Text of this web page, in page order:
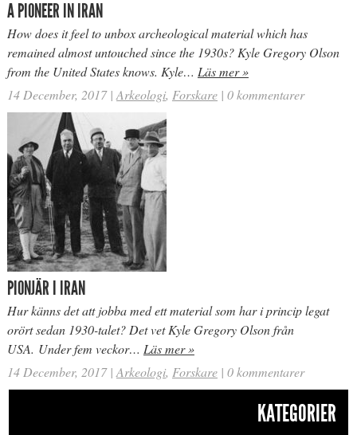
A PIONEER IN IRAN
How does it feel to unbox archeological material which has
remained almost untouched since the 1930s? Kyle Gregory Olson
from the United States knows. Kyle… Läs mer »
14 December, 2017 | Arkeologi, Forskare | 0 kommentarer
PIONJÄR I IRAN
Hur känns det att jobba med ett material som har i princip legat
orört sedan 1930-talet? Det vet Kyle Gregory Olson från
USA. Under fem veckor… Läs mer »
14 December, 2017 | Arkeologi, Forskare | 0 kommentarer
KATEGORIER